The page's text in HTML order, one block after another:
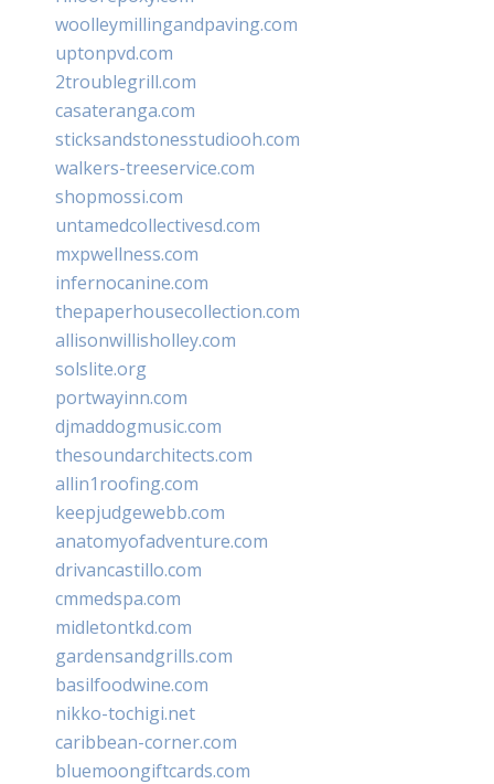
woolleymillingandpaving.com
uptonpvd.com
2troublegrill.com
casateranga.com
sticksandstonesstudiooh.com
walkers-treeservice.com
shopmossi.com
untamedcollectivesd.com
mxpwellness.com
infernocanine.com
thepaperhousecollection.com
allisonwillisholley.com
solslite.org
portwayinn.com
djmaddogmusic.com
thesoundarchitects.com
allin1roofing.com
keepjudgewebb.com
anatomyofadventure.com
drivancastillo.com
cmmedspa.com
midletontkd.com
gardensandgrills.com
basilfoodwine.com
nikko-tochigi.net
caribbean-corner.com
bluemoongiftcards.com